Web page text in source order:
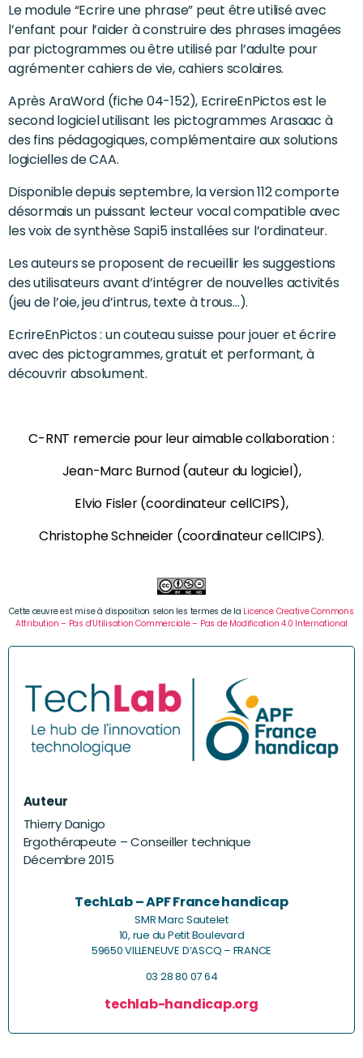
Le module “Ecrire une phrase” peut être utilisé avec
l’enfant pour l’aider à construire des phrases imagées
par pictogrammes ou être utilisé par l’adulte pour
agrémenter cahiers de vie, cahiers scolaires.
Après AraWord (fiche 04-152), EcrireEnPictos est le
second logiciel utilisant les pictogrammes Arasaac à
des fins pédagogiques, complémentaire aux solutions
logicielles de CAA.
Disponible depuis septembre, la version 112 comporte
désormais un puissant lecteur vocal compatible avec
les voix de synthèse Sapi5 installées sur l’ordinateur.
Les auteurs se proposent de recueillir les suggestions
des utilisateurs avant d’intégrer de nouvelles activités
(jeu de l’oie, jeu d’intrus, texte à trous…).
EcrireEnPictos : un couteau suisse pour jouer et écrire
avec des pictogrammes, gratuit et performant, à
découvrir absolument.
C-RNT remercie pour leur aimable collaboration :
Jean-Marc Burnod (auteur du logiciel),
Elvio Fisler (coordinateur cellCIPS),
Christophe Schneider (coordinateur cellCIPS).
Cette œuvre est mise à disposition selon les termes de la Licence Creative Commons
Attribution – Pas d’Utilisation Commerciale – Pas de Modification 4.0 International
Auteur
Thierry Danigo
Ergothérapeute – Conseiller technique
Décembre 2015
TechLab – APF France handicap
SMR Marc Sautelet
10, rue du Petit Boulevard
59650 VILLENEUVE D’ASCQ – FRANCE
03 28 80 07 64
techlab-handicap.org